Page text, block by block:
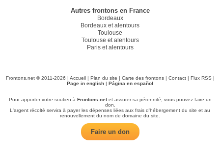
Autres frontons en France
Bordeaux
Bordeaux et alentours
Toulouse
Toulouse et alentours
Paris et alentours
Frontons.net © 2011-2026 | Accueil| Plan du site | Carte des frontons| Contact| Flux RSS |
Page in english | Página en español
Pour apporter votre soutien à Frontons.netet assurer sa pérennité, vous pouvez faire un
don.
L'argent récolté servira à payer les dépenses liées aux frais d'hébergement du site et au
renouvellement du nom de domaine du site.
Faire un don